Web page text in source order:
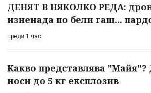
ДЕНЯТ В НЯКОЛКО РЕДА:
изненада по бели гащ...
преди 1 час
Какво представлява "Майя"?
носи до 5 кг експлозив